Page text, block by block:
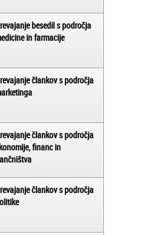
besedil s področja
in farmacije
člankov s področja
člankov s področja
financ in
člankov s področja